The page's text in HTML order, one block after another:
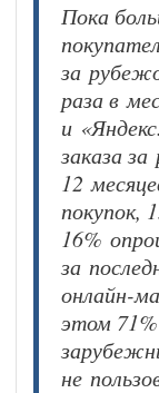
Пока
за
раза в
и
заказа
12
покупок,
16%
за
онлайн-
этом
не